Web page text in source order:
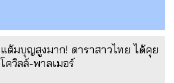
แต้มบุญสูงมาก! ดาราสาวไทย ได้คุย
โควิลล์-พาลเมอร์